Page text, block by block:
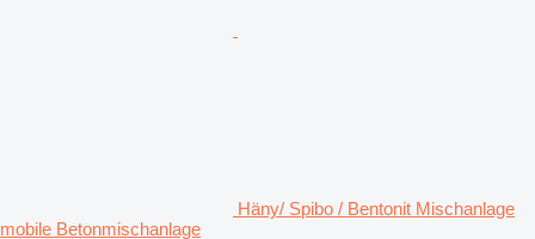
Häny/ Spibo / Bentonit Mischanlage
mobile Betonmischanlage